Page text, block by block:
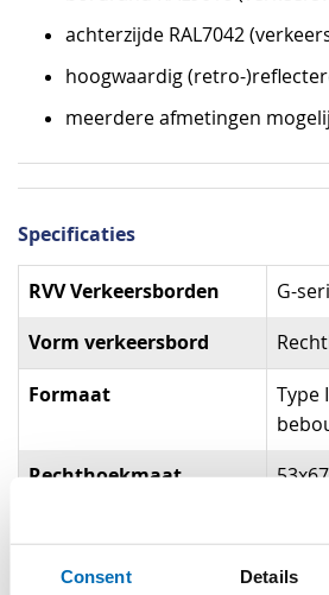
Consent Details
achterzijde RAL7042
hoogwaardig (retro-
meerdere afmetingen
Specificaties
Specificaties
RVV Verkeersborden G-
Vorm verkeersbord
Formaat
Type
Rechthoekmaat
Reflectieklasse R3